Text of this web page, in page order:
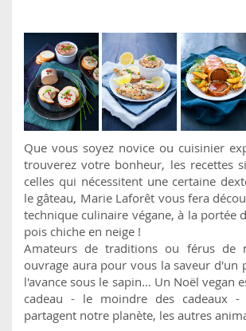
Que vous soyez novice ou cuisinier
trouverez votre bonheur, les recettes
celles qui nécessitent une certaine
le gâteau, Marie Laforêt vous fera
technique culinaire végane, à la portée
pois chiche en neige !
Amateurs de traditions ou férus de
ouvrage aura pour vous la saveur d'un
l'avance sous le sapin… Un Noël vegan
cadeau - le moindre des cadeaux
partagent notre planète, les autres